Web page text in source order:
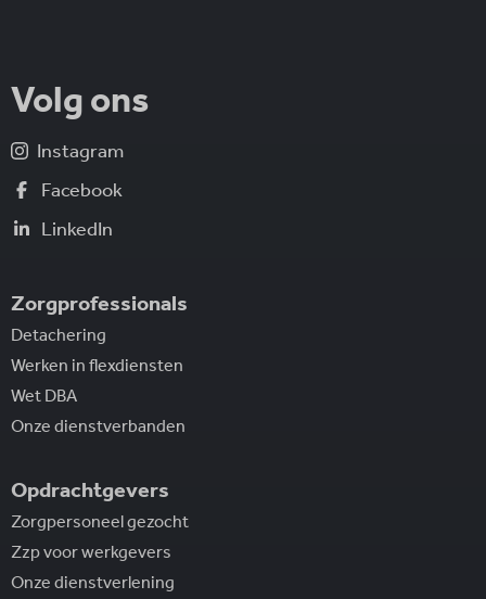
Volg ons
Instagram
Facebook
LinkedIn
Zorgprofessionals
Detachering
Werken in flexdiensten
Wet DBA
Onze dienstverbanden
Opdrachtgevers
Zorgpersoneel gezocht
Zzp voor werkgevers
Onze dienstverlening